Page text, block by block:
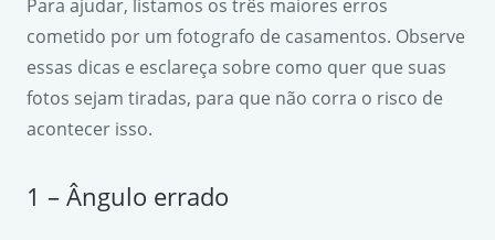
Para ajudar, listamos os três maiores erros
cometido por um fotografo de casamentos. Observe
essas dicas e esclareça sobre como quer que suas
fotos sejam tiradas, para que não corra o risco de
acontecer isso.
1 – Ângulo errado